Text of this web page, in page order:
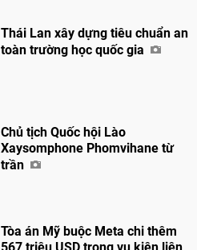
Thái Lan xây dựng tiêu chuẩn an
toàn trường học quốc gia
Chủ tịch Quốc hội Lào
Xaysomphone Phomvihane từ
trần
Tòa án Mỹ buộc Meta chi thêm